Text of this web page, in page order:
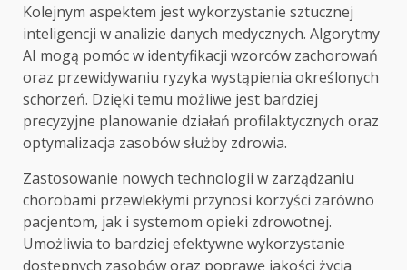
Kolejnym aspektem jest wykorzystanie sztucznej
inteligencji w analizie danych medycznych. Algorytmy
AI mogą pomóc w identyfikacji wzorców zachorowań
oraz przewidywaniu ryzyka wystąpienia określonych
schorzeń. Dzięki temu możliwe jest bardziej
precyzyjne planowanie działań profilaktycznych oraz
optymalizacja zasobów służby zdrowia.
Zastosowanie nowych technologii w zarządzaniu
chorobami przewlekłymi przynosi korzyści zarówno
pacjentom, jak i systemom opieki zdrowotnej.
Umożliwia to bardziej efektywne wykorzystanie
dostępnych zasobów oraz poprawę jakości życia